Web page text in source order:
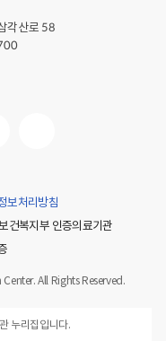
각산로 58
보처리방침
건복지부 인증의료기관
All Rights Reserved.
누리집입니다.